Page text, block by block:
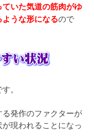
いた気道の筋肉がゆ
うな形になるので
。
発作のファクターが
現われることになっ